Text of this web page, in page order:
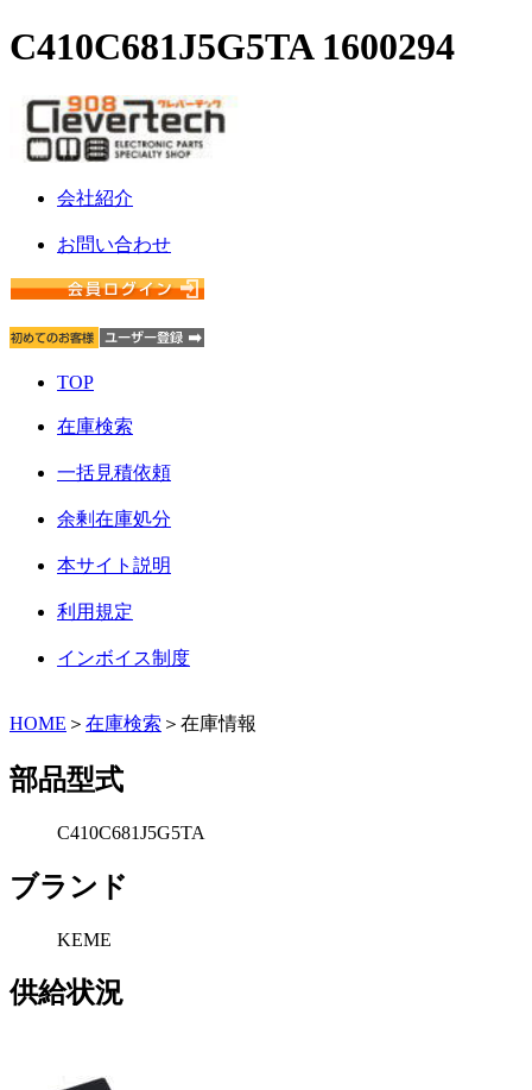
C410C681J5G5TA 1600294
会社紹介
お問い合わせ
TOP
在庫検索
一括見積依頼
余剰在庫処分
本サイト説明
利用規定
インボイス制度
HOME ＞ 在庫検索 ＞在庫情報
部品型式
C410C681J5G5TA
ブランド
KEME
供給状況